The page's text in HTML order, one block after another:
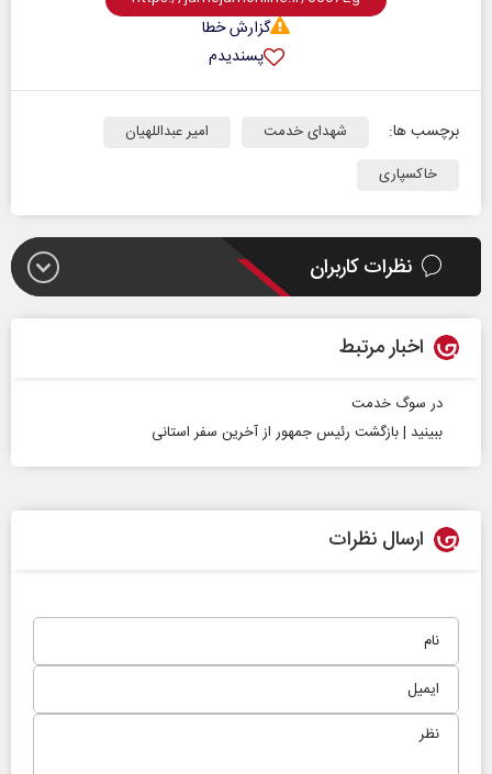
گزارش خطا
پسندیدم
برچسب ها: شهدای خدمت
امیر عبداللهیان
خاکسپاری
نظرات کاربران
اخبار مرتبط
در سوگ خدمت
ببینید | بازگشت رئیس‌ جمهور از آخرین سفر استانی
ارسال نظرات